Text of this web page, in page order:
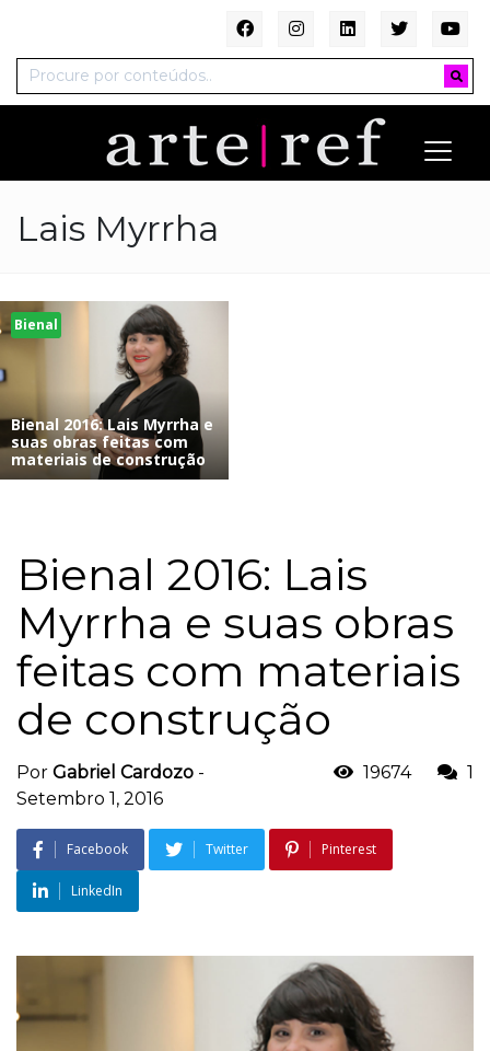
Lais Myrrha
Bienal
Bienal 2016: Lais Myrrha e
suas obras feitas com
materiais de construção
Bienal 2016: Lais
Myrrha e suas obras
feitas com materiais
de construção
Por Gabriel Cardozo -
Setembro 1, 2016
19674 1
Facebook Twitter Pinterest
LinkedIn